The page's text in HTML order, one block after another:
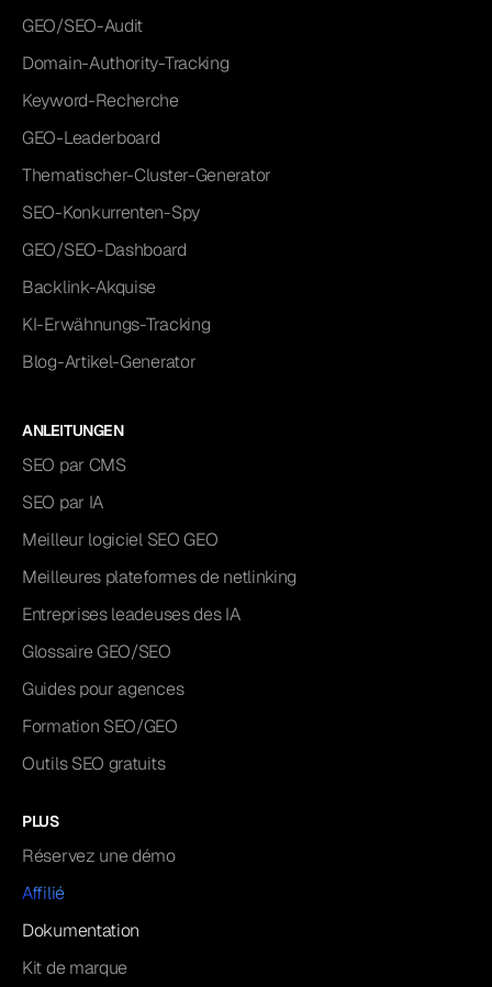
GEO/SEO-Audit
Domain-Authority-Tracking
Keyword-Recherche
GEO-Leaderboard
Thematischer-Cluster-Generator
SEO-Konkurrenten-Spy
GEO/SEO-Dashboard
Backlink-Akquise
KI-Erwähnungs-Tracking
Blog-Artikel-Generator
ANLEITUNGEN
SEO par CMS
SEO par IA
Meilleur logiciel SEO GEO
Meilleures plateformes de netlinking
Entreprises leadeuses des IA
Glossaire GEO/SEO
Guides pour agences
Formation SEO/GEO
Outils SEO gratuits
PLUS
Réservez une démo
Affilié
Dokumentation
Kit de marque